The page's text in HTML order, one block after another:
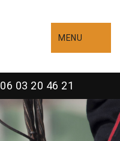
MENU
06 03 20 46 21